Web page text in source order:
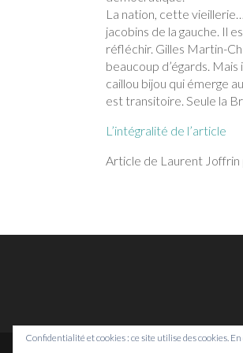
La nation, cette
jacobins de la gauche. Il
réfléchir. Gilles Martin-
beaucoup d’égards.
caillou bijou qui émerge
est transitoire. Seule la
L’intégralité de l’article
Article de Laurent Joffrin
Confidentialité et cookies : ce site utilise des cookies.